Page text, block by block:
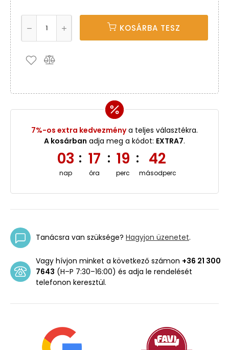
KOSÁRBA TESZ
7%-os extra kedvezménya teljes választékra.
A kosárban adja meg a kódot: EXTRA7.
03
nap
: 17
óra
: 19
perc
: 42
másodperc
Tanácsra van szüksége? Hagyjon üzenetet.
Vagy hívjon minket a következő számon +36 21 300
7643 (H–P 7:30–16:00) és adja le rendelését
telefonon keresztül.